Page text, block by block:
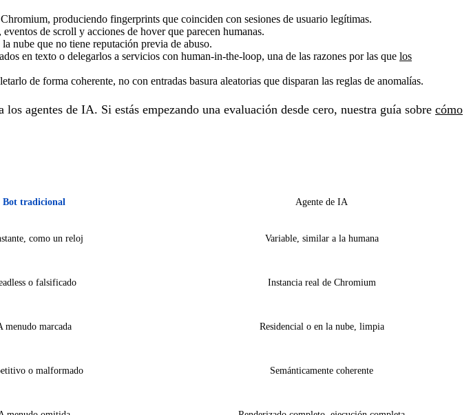
produciendo fingerprints que coinciden con sesiones de usuario legítimas.
de scroll y acciones de hover que parecen humanas.
nube que no tiene reputación previa de abuso.
en texto o delegarlos a servicios con human-in-the-loop, una de las razones por las que los
de forma coherente, no con entradas basura aleatorias que disparan las reglas de anomalías.
agentes de IA. Si estás empezando una evaluación desde cero, nuestra guía sobre cómo
Bot tradicional Agente de IA
como un reloj Variable, similar a la humana
o falsificado Instancia real de Chromium
menudo marcada Residencial o en la nube, limpia
o malformado Semánticamente coherente